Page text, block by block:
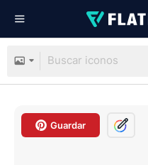
Guardar